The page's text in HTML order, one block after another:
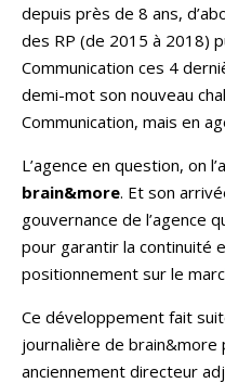
depuis près de 8 ans,
des RP (de 2015 à 2018)
Communication ces 4
demi-mot son nouveau
Communication, mais en
L’agence en question, on
brain&more. Et son
gouvernance de l’agence
pour garantir la continuité
positionnement sur le
Ce développement fait
journalière de brain&more
anciennement directeur